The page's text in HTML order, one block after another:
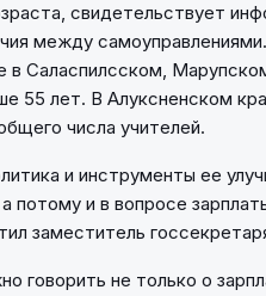
свидетельствует
между
в Саласпилсском,
55 лет. В Алуксненском
числа учителей.
и инструменты ее
потому и в вопросе
заместитель
говорить не только о